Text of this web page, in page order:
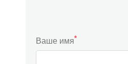
Ваше имя*